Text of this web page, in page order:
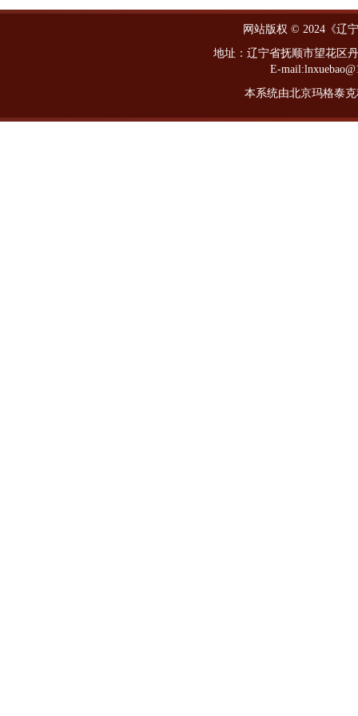
网站版权 © 2024《辽
地址：辽宁省抚顺市望花区
E-
本系统由北京玛格泰